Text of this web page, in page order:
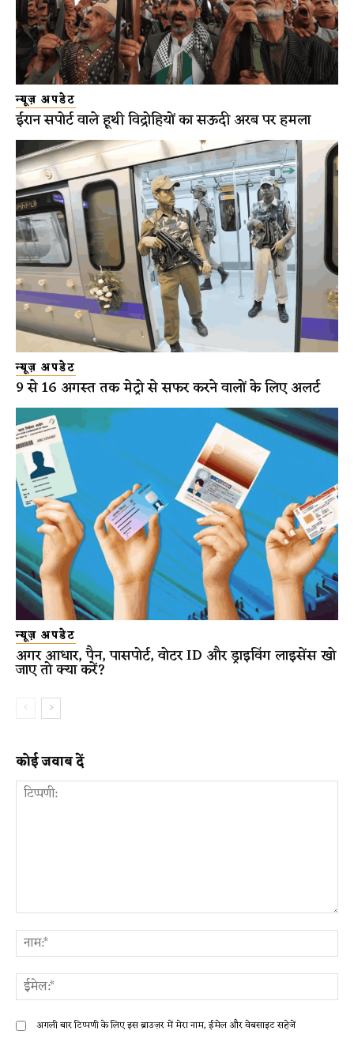
न्यूज़ अपडेट
ईरान सपोर्ट वाले हूथी विद्रोहियों का सऊदी अरब पर हमला
न्यूज़ अपडेट
9 से 16 अगस्त तक मेट्रो से सफर करने वालों के लिए अलर्ट
न्यूज़ अपडेट
अगर आधार, पैन, पासपोर्ट, वोटर ID और ड्राइविंग लाइसेंस खो
जाए तो क्या करें?
कोई जवाब दें
अगली बार टिप्पणी के लिए इस ब्राउज़र में मेरा नाम, ईमेल और वेबसाइट सहेजें